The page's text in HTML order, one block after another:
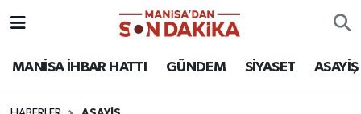
MANİSA İHBAR HATTI GÜNDEM SİYASET ASAYİŞ
ASAYİŞ
Hava Durumu